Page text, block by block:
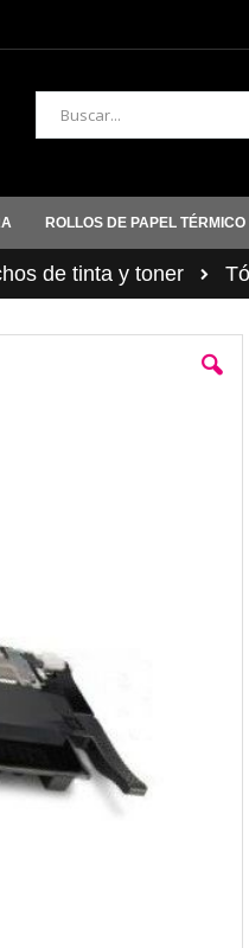
Buscar
ROLLOS DE PAPEL TÉRMICO
de tinta y toner